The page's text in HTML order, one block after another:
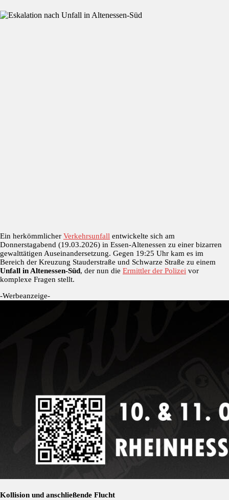
Ein herkömmlicher Verkehrsunfall entwickelte sich am
Donnerstagabend (19.03.2026) in Essen-Altenessen zu einer bizarren
gewalttätigen Auseinandersetzung. Gegen 19:25 Uhr kam es im
Bereich der Kreuzung Stauderstraße und Schwarze Straße zu einem
Unfall in Altenessen-Süd, der nun die Ermittler der Polizei vor
komplexe Fragen stellt.
-Werbeanzeige-
Kollision und anschließende Flucht